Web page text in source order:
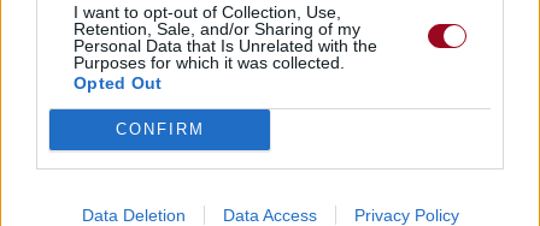
I want to opt-out of Collection, Use,
Retention, Sale, and/or Sharing of my
Personal Data that Is Unrelated with the
Purposes for which it was collected.
Opted Out
CONFIRM
Data Deletion Data Access Privacy Policy